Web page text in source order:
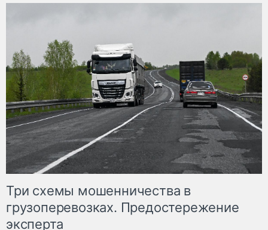
Три схемы мошенничества в
грузоперевозках. Предостережение
эксперта